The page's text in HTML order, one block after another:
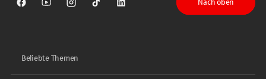
Sparkasse auf Facebook
Sparkasse auf Youtube
Sparkasse auf Instagram
Sparkasse auf TikTok
Sparkasse auf LinkedIn
Nach oben
Beliebte Themen